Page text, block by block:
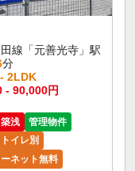
田線「元善光寺」駅
分
2LDK
- 90,000円
浅
管理物件
イレ別
ネット無料